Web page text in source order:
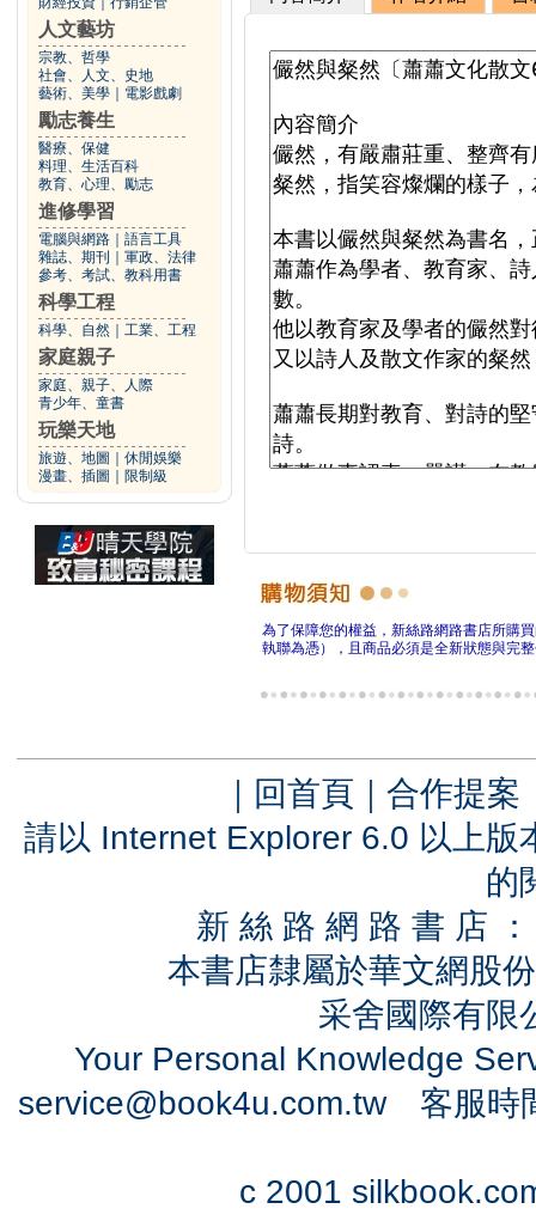
人文藝坊
宗教、哲學
社會、人文、史地
藝術、美學
電影戲劇
勵志養生
醫療、保健
料理、生活百科
教育、心理、勵志
進修學習
電腦與網路
語言工具
雜誌、期刊
軍政、法律
參考、考試、教科用書
科學工程
科學、自然 工業、工程
家庭親子
家庭、親子、人際
青少年、童書
玩樂天地
旅遊、地圖
休閒娛樂
漫畫、插圖
限制級
為了保障您的權益，新絲路網路書店所購
執聯為憑），且商品必須是全新狀態與完
｜ 回首頁 ｜ 合作提案
請以 Internet Explorer 6.0 以上
的
新 絲 路 網 路 書 店
本書店隸屬於華文網股
采舍國際有
Your Personal Knowledge
service@book4u.com.tw客服時
c 2001